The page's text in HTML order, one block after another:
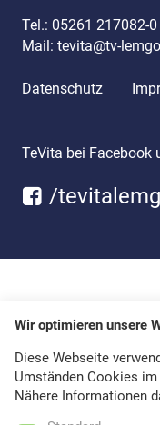
Tel.: 05261 217082-0
Mail: tevita@tv-
Datenschutz
TeVita bei Facebook
/
Wir optimieren unsere
Diese Webseite
Umständen Cookies
Nähere Informationen